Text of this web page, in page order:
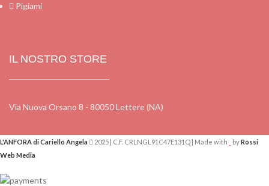
Pigiami
IL NOSTRO STORE
Via Nuova Orsano 8 - 80050 Lettere (NA)
L'ANFORA di Cariello Angela 2025 | C.F. CRLNGL91C47E131Q | Made with byRossi
Web Media